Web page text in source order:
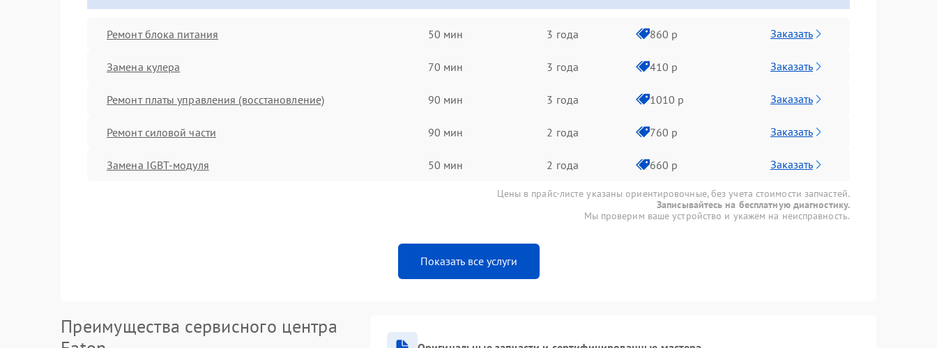
Ремонт блока питания 50 мин 3 года 860 р Заказать
Замена кулера 70 мин 3 года 410 р Заказать
Ремонт платы управления (восстановление) 90 мин 3 года 1010 р Заказать
Ремонт силовой части 90 мин 2 года 760 р Заказать
Замена IGBT-модуля 50 мин 2 года 660 р Заказать
Цены в прайс-листе указаны ориентировочные, без учета стоимости запчастей.
Записывайтесь на бесплатную диагностику.
Мы проверим ваше устройство и укажем на неисправность.
Показать все услуги
Преимущества сервисного центра